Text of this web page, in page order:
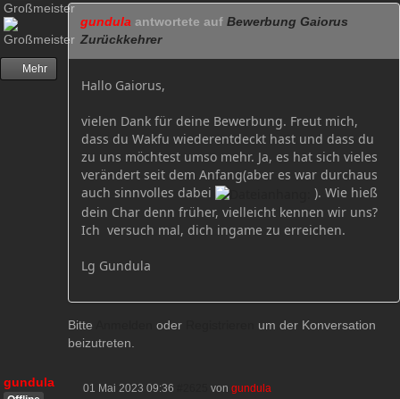
Großmeister
Mehr
gundula antwortete aufBewerbung Gaiorus
Zurückkehrer
Hallo Gaiorus,
vielen Dank für deine Bewerbung. Freut mich,
dass du Wakfu wiederentdeckt hast und dass du
zu uns möchtest umso mehr. Ja, es hat sich vieles
verändert seit dem Anfang(aber es war durchaus
auch sinnvolles dabei
). Wie hieß
dein Char denn früher, vielleicht kennen wir uns?
Ich versuch mal, dich ingame zu erreichen.
Lg Gundula
Bitte oder
um der Konversation
beizutreten.
gundula 01 Mai 2023 09:36 vongundula